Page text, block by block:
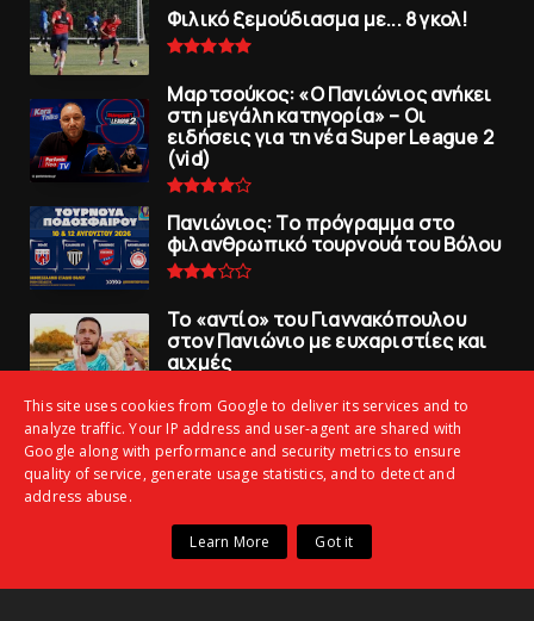
Φιλικό ξεμούδιασμα με... 8 γκολ!
Μαρτσούκος: «Ο Πανιώνιος ανήκει
στη μεγάλη κατηγορία» – Οι
ειδήσεις για τη νέα Super League 2
(vid)
Πανιώνιoς: Tο πρόγραμμα στο
φιλανθρωπικό τουρνουά του Bόλου
To «αντίο» του Γιαννακόπουλου
στον Πανιώνιο με ευχαριστίες και
αιχμές
Ξεμούδιασμα με φιλική νίκη για τoν
Iστορικό
This site uses cookies from Google to deliver its services and to
analyze traffic. Your IP address and user-agent are shared with
Google along with performance and security metrics to ensure
quality of service, generate usage statistics, and to detect and
address abuse.
Learn More Got it